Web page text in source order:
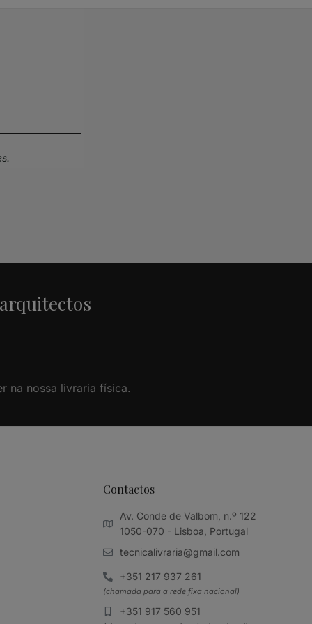
na nossa livraria física.
Contactos
Av. Conde de Valbom, n.º 122
1050-070 - Lisboa, Portugal
tecnicalivraria@gmail.com
+351 217 937 261
(chamada para a rede fixa nacional)
+351 917 560 951